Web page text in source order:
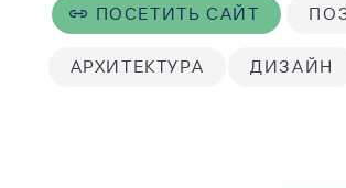
ПОСЕТИТЬ САЙТ
АРХИТЕКТУРА ДИЗАЙН